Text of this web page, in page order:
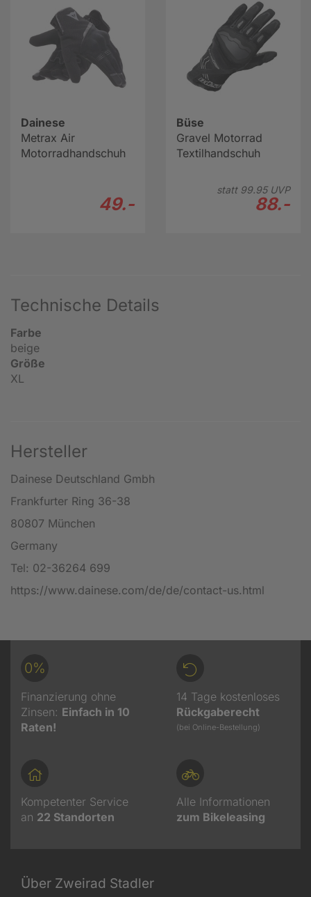
Dainese
Metrax Air
Motorradhandschuh
49.-
Büse
Gravel Motorrad
Textilhandschuh
statt 99.95UVP
88.-
Technische Details
Farbe
beige
Größe
XL
Hersteller
Dainese Deutschland Gmbh
Frankfurter Ring 36-38
80807 München
Germany
Tel: 02-36264 699
https://www.dainese.com/de/de/contact-us.html
0%
Finanzierung ohne
Zinsen: Einfach in 10
Raten!
14 Tage kostenloses
Rückgaberecht
(bei Online-Bestellung)
Kompetenter Service
an 22 Standorten
Alle Informationen
zum Bikeleasing
Über Zweirad Stadler